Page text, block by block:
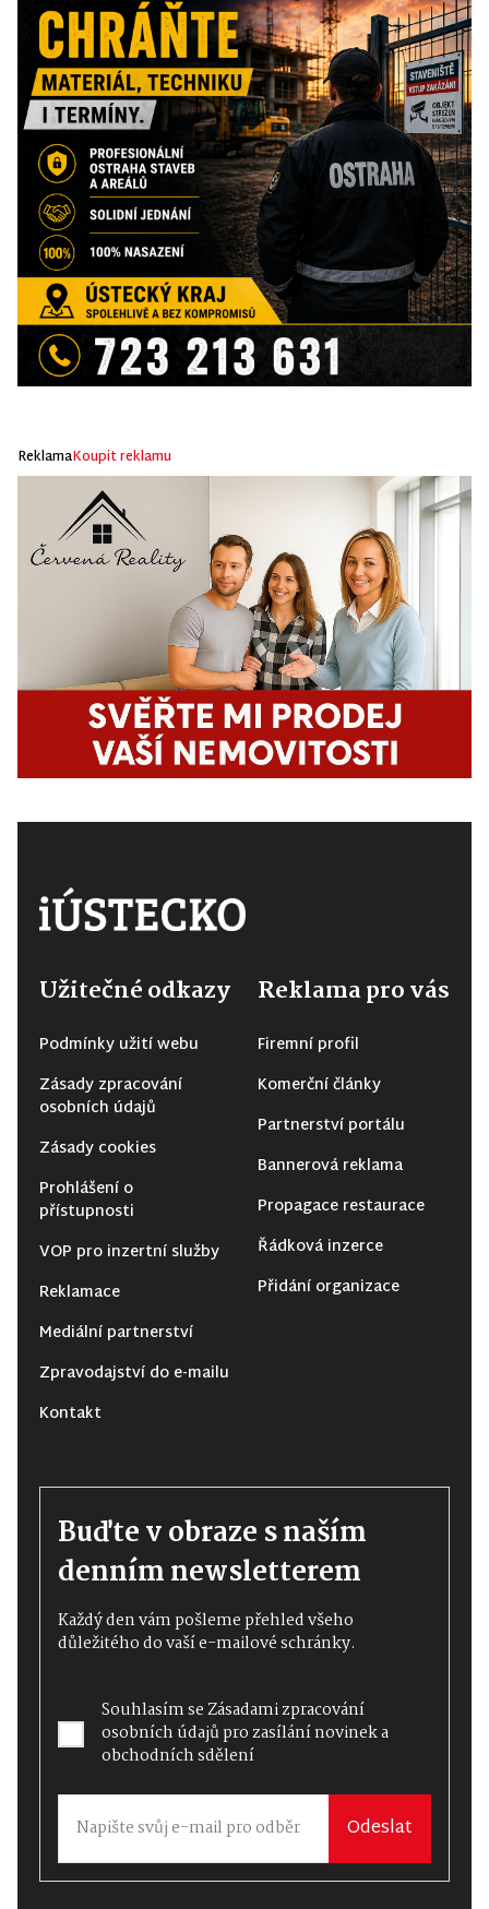
ReklamaKoupit reklamu
Užitečné odkazy
Podmínky užití webu
Zásady zpracování
osobních údajů
Zásady cookies
Prohlášení o
přístupnosti
VOP pro inzertní služby
Reklamace
Mediální partnerství
Zpravodajství do e-mailu
Kontakt
Reklama pro vás
Firemní profil
Komerční články
Partnerství portálu
Bannerová reklama
Propagace restaurace
Řádková inzerce
Přidání organizace
Buďte v obraze s naším
denním newsletterem
Každý den vám pošleme přehled všeho
důležitého do vaší e-mailové schránky.
Souhlasím seZásadami zpracování
osobních údajůpro zasílání novinek a
obchodních sdělení
Odeslat